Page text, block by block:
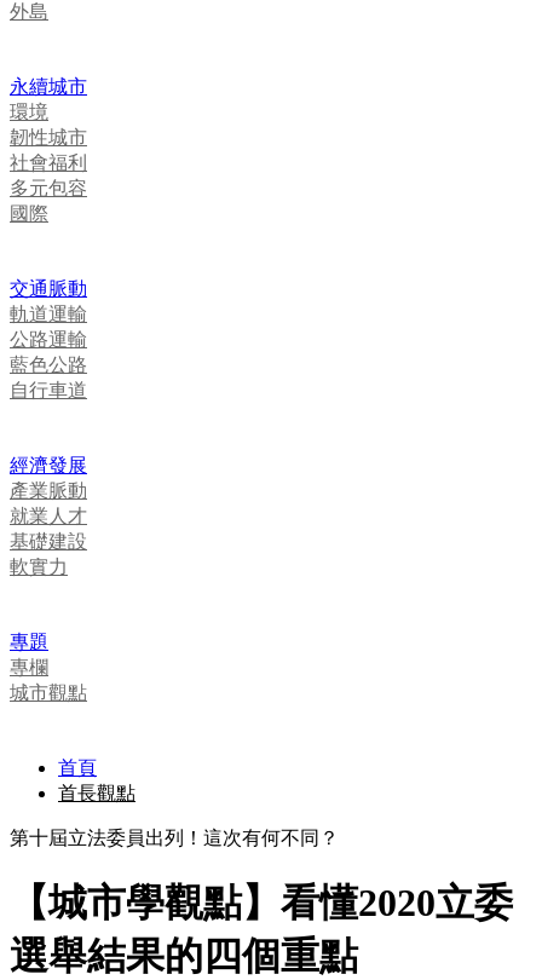
外島
永續城市
環境
韌性城市
社會福利
多元包容
國際
交通脈動
軌道運輸
公路運輸
藍色公路
自行車道
經濟發展
產業脈動
就業人才
基礎建設
軟實力
專題
專欄
城市觀點
首頁
首長觀點
第十屆立法委員出列！這次有何不同？
【城市學觀點】看懂2020立委
選舉結果的四個重點